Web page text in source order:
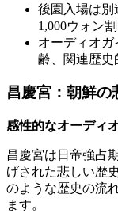
後園入場は別
1,000ウォン割
オーディオ
齢、関連歴史
昌慶宮：朝鮮の
感性的なオーディ
昌慶宮は日帝強占
げされた悲しい歴
のような歴史の流
ます。